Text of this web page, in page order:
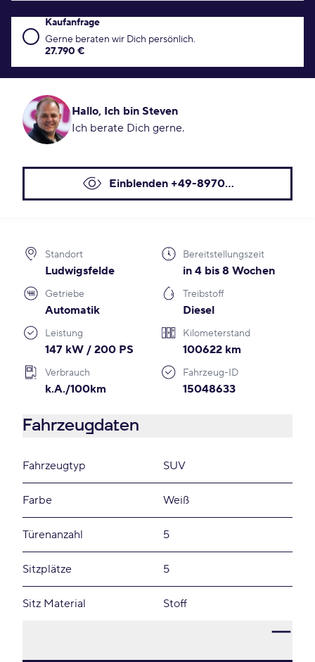
Kaufanfrage Konditionen
Kaufanfrage
Gerne beraten wir Dich persönlich.
27.790 €
Hallo, Ich bin Steven
Ich berate Dich gerne.
Einblenden +49-8970...
Standort
Ludwigsfelde
Bereitstellungszeit
in 4 bis 8 Wochen
Getriebe
Automatik
Treibstoff
Diesel
Leistung
147 kW / 200 PS
Kilometerstand
100622 km
Verbrauch
k.A./100km
Fahrzeug-ID
15048633
Fahrzeugdaten
Fahrzeugtyp SUV
Farbe Weiß
Türenanzahl 5
Sitzplätze 5
Sitz Material Stoff